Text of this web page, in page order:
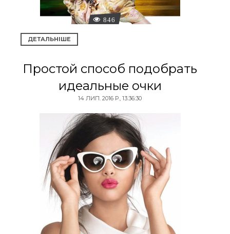
846
ДЕТАЛЬНІШЕ
Простой способ подобрать
идеальные очки
14 ЛИП. 2016 Р., 13:36:30